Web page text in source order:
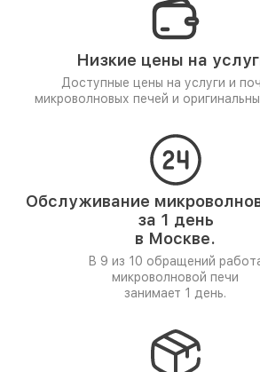
Низкие цены на
Доступные цены на услуги и
микроволновых печей и
Обслуживание
за 1 день
в Москве.
В 9 из 10 обращений
микроволновой печи
занимает 1 день.